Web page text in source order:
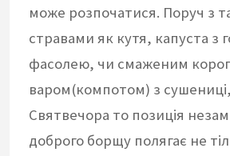
може розпочатися. Поруч з
стравами як кутя, капуста з
фасолею, чи смаженим
варом(компотом) з
Святвечора то позиція
доброго борщу полягає не